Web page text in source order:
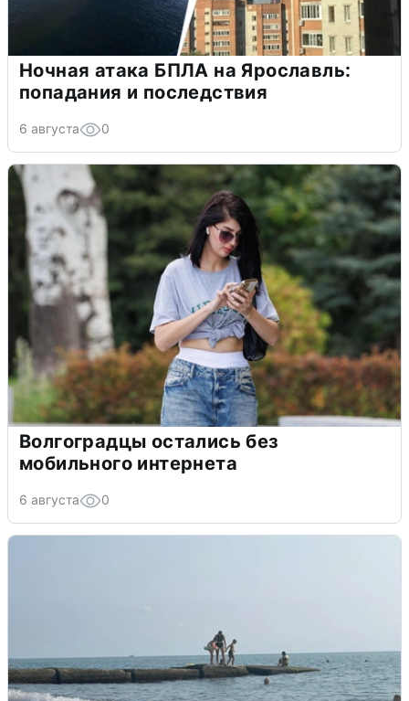
Ночная атака БПЛА на Ярославль:
попадания и последствия
6 августа 0
Волгоградцы остались без
мобильного интернета
6 августа 0